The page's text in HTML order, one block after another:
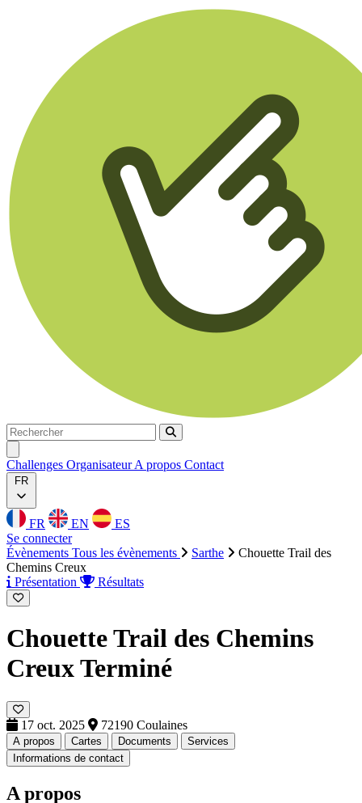
Rechercher
Rechercher
Challenges OrganisateurA propos Contact
FR
FR EN
ES
Se connecter
Évènements Tous les évènements Sarthe
Chouette Trail des
Chemins Creux
Présentation
Résultats
Chouette Trail des Chemins
CreuxTerminé
17 oct. 2025 72190 Coulaines
A propos Cartes Documents
Services
Informations de contact
A propos